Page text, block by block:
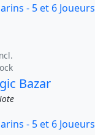
- 5 et 6 Joueurs
Bazar
- 5 et 6 Joueurs